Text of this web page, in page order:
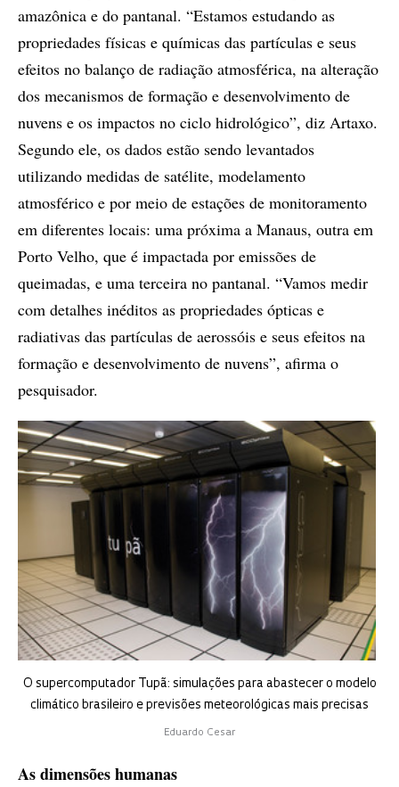
amazônica e do pantanal. “Estamos estudando as
propriedades físicas e químicas das partículas e seus
efeitos no balanço de radiação atmosférica, na alteração
dos mecanismos de formação e desenvolvimento de
nuvens e os impactos no ciclo hidrológico”, diz Artaxo.
Segundo ele, os dados estão sendo levantados
utilizando medidas de satélite, modelamento
atmosférico e por meio de estações de monitoramento
em diferentes locais: uma próxima a Manaus, outra em
Porto Velho, que é impactada por emissões de
queimadas, e uma terceira no pantanal. “Vamos medir
com detalhes inéditos as propriedades ópticas e
radiativas das partículas de aerossóis e seus efeitos na
formação e desenvolvimento de nuvens”, afirma o
pesquisador.
O supercomputador Tupã: simulações para abastecer o modelo
climático brasileiro e previsões meteorológicas mais precisas
Eduardo Cesar
As dimensões humanas